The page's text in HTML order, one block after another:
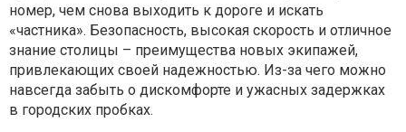
номер, чем снова выходить к дороге и искать
«частника». Безопасность, высокая скорость и отличное
знание столицы – преимущества новых экипажей,
привлекающих своей надежностью. Из-за чего можно
навсегда забыть о дискомфорте и ужасных задержках
в городских пробках.